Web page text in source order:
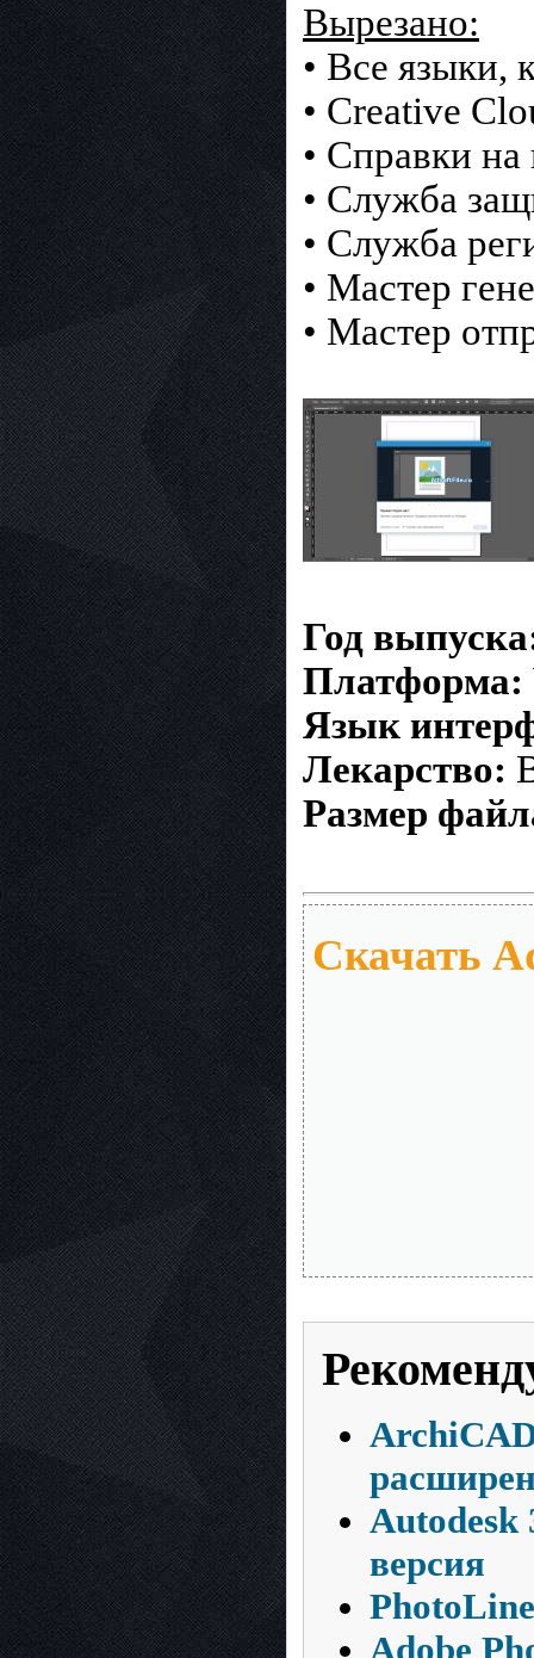
Вырезано:
• Все языки,
• Creative
• Справки на
• Служба
• Служба
• Мастер
• Мастер
Год
Платформа:
Язык
Лекарство:
Размер
Скачать
Autodesk
версия
Adobe